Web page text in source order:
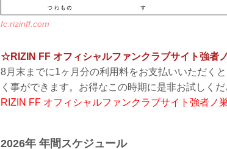
fc.rizinff.com
☆RIZIN FF オフィシャルファンクラブサイト強者
8月末までに1ヶ月分の利用料をお支払いいただく
く事ができます。お得なこの時期に是非お試しくだ
RIZIN FF オフィシャルファンクラブサイト強者ノ
2026年 年間スケジュール